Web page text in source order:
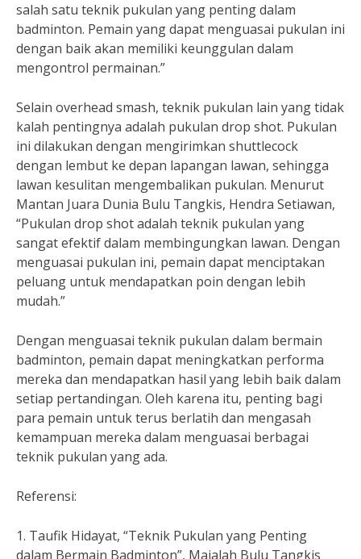
salah satu teknik pukulan yang penting dalam
badminton. Pemain yang dapat menguasai pukulan ini
dengan baik akan memiliki keunggulan dalam
mengontrol permainan.”
Selain overhead smash, teknik pukulan lain yang tidak
kalah pentingnya adalah pukulan drop shot. Pukulan
ini dilakukan dengan mengirimkan shuttlecock
dengan lembut ke depan lapangan lawan, sehingga
lawan kesulitan mengembalikan pukulan. Menurut
Mantan Juara Dunia Bulu Tangkis, Hendra Setiawan,
“Pukulan drop shot adalah teknik pukulan yang
sangat efektif dalam membingungkan lawan. Dengan
menguasai pukulan ini, pemain dapat menciptakan
peluang untuk mendapatkan poin dengan lebih
mudah.”
Dengan menguasai teknik pukulan dalam bermain
badminton, pemain dapat meningkatkan performa
mereka dan mendapatkan hasil yang lebih baik dalam
setiap pertandingan. Oleh karena itu, penting bagi
para pemain untuk terus berlatih dan mengasah
kemampuan mereka dalam menguasai berbagai
teknik pukulan yang ada.
Referensi:
1. Taufik Hidayat, “Teknik Pukulan yang Penting
dalam Bermain Badminton”, Majalah Bulu Tangkis